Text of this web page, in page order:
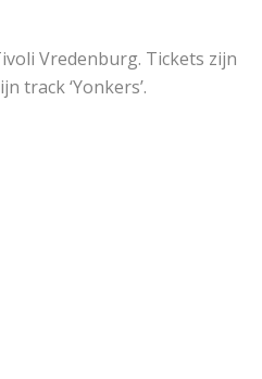
Vredenburg. Tickets zijn
track ‘Yonkers’.